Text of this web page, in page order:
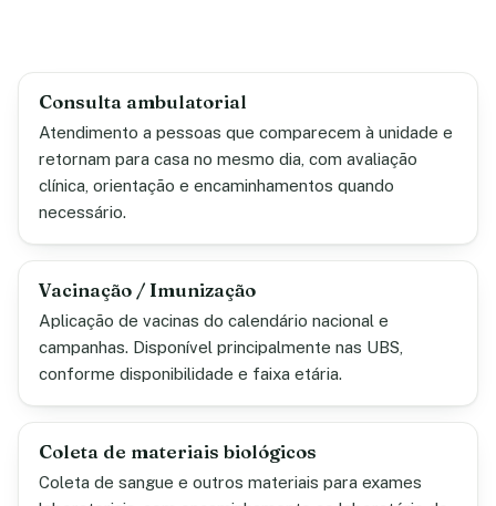
Consulta ambulatorial
Atendimento a pessoas que comparecem à unidade e
retornam para casa no mesmo dia, com avaliação
clínica, orientação e encaminhamentos quando
necessário.
Vacinação / Imunização
Aplicação de vacinas do calendário nacional e
campanhas. Disponível principalmente nas UBS,
conforme disponibilidade e faixa etária.
Coleta de materiais biológicos
Coleta de sangue e outros materiais para exames